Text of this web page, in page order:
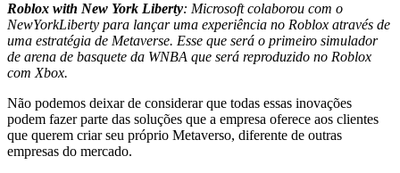
Roblox with New York Liberty: Microsoft colaborou com o
NewYorkLiberty para lançar uma experiência no Roblox através de
uma estratégia de Metaverse. Esse que será o primeiro simulador
de arena de basquete da WNBA que será reproduzido no Roblox
com Xbox.
Não podemos deixar de considerar que todas essas inovações
podem fazer parte das soluções que a empresa oferece aos clientes
que querem criar seu próprio Metaverso, diferente de outras
empresas do mercado.